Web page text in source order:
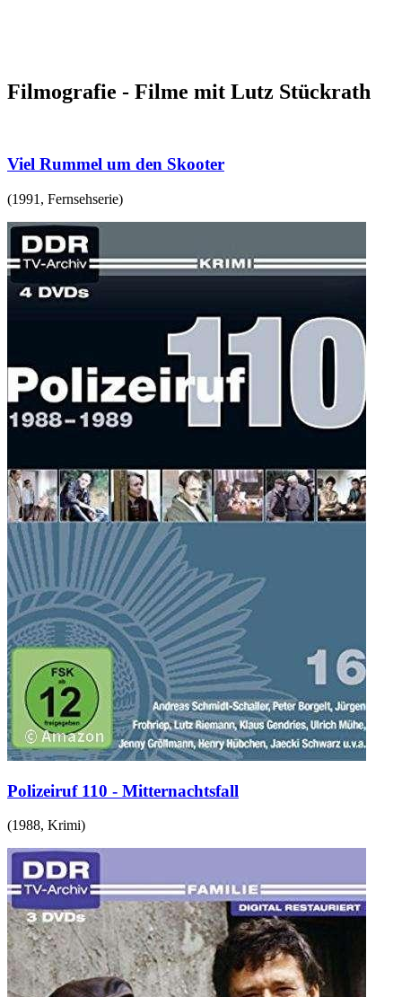
Filmografie - Filme mit Lutz Stückrath
Viel Rummel um den Skooter
(1991 , Fernsehserie)
Polizeiruf 110 - Mitternachtsfall
(1988, Krimi)